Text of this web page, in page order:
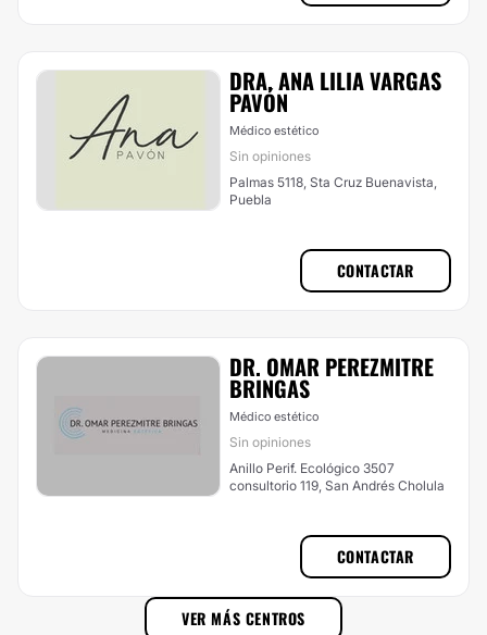
DRA. ANA LILIA VARGAS
PAVÓN
Médico estético
Sin opiniones
Palmas 5118, Sta Cruz Buenavista,
Puebla
CONTACTAR
DR. OMAR PEREZMITRE
BRINGAS
Médico estético
Sin opiniones
Anillo Perif. Ecológico 3507
consultorio 119, San Andrés Cholula
CONTACTAR
VER MÁS CENTROS